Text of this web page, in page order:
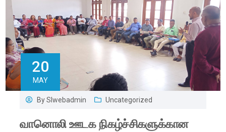
20
MAY
BySlwebadmin Uncategorized
வானொலி ஊடக நிகழ்ச்சிகளுக்கான